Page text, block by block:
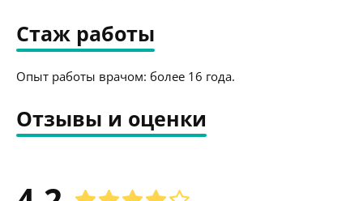
Стаж работы
Опыт работы врачом: более 16 года.
Отзывы и оценки